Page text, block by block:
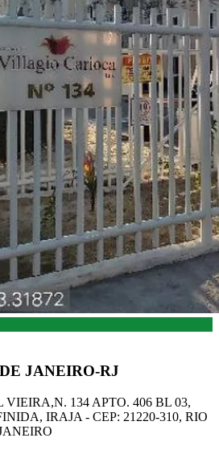
JANEIRO-RJ
134 APTO. 406 BL 03,
IRAJA - CEP: 21220-310, RIO